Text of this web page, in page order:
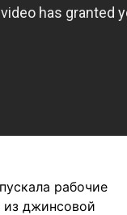
рабочие
из джинсовой